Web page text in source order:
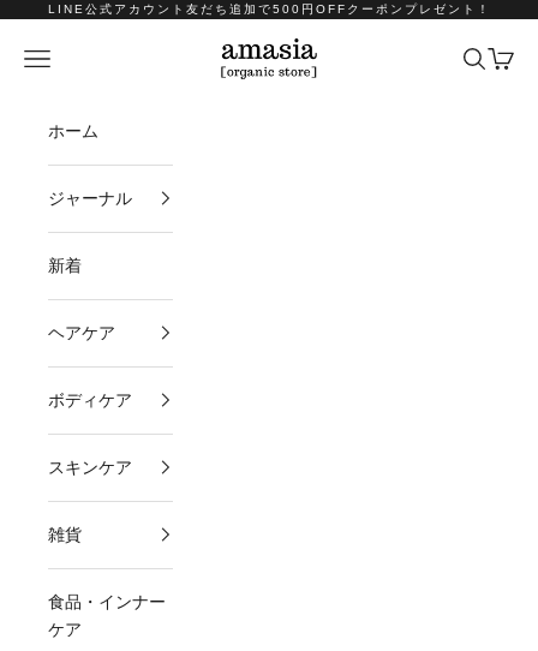
コンテンツへスキップ
LINE公式アカウント友だち追加で500円OFFクーポンプレゼント！
amasia organic store
メニュー 検索カート
ホーム
ジャーナル
新着
ヘアケア
ボディケア
スキンケア
雑貨
食品・インナー
ケア